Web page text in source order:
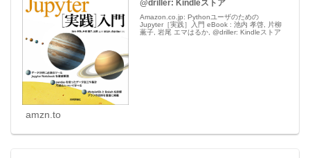
@driller: Kindleストア
Amazon.co.jp: Pythonユーザのための
Jupyter［実践］入門 eBook : 池内 孝啓, 片柳
薫子, 岩尾 エマはるか, @driller: Kindleストア
amzn.to